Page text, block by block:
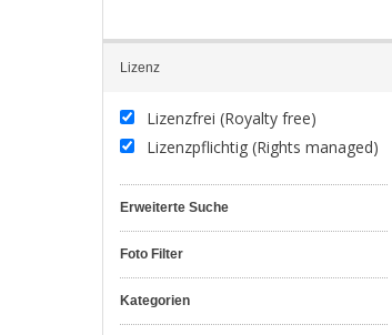
Lizenz
Lizenzfrei (Royalty free)
Lizenzpflichtig (Rights managed)
Erweiterte Suche
Foto Filter
Kategorien